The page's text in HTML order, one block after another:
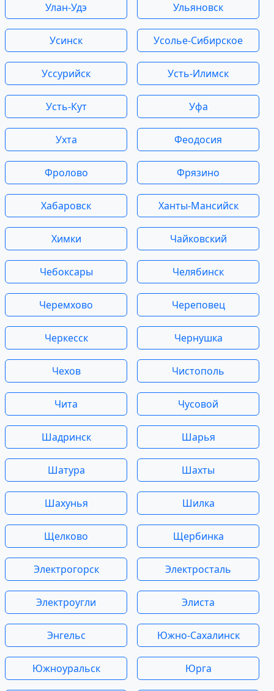
Улан-Удэ Ульяновск
Усинск Усолье-Сибирское
Уссурийск Усть-Илимск
Усть-Кут Уфа
Ухта Феодосия
Фролово Фрязино
Хабаровск Ханты-Мансийск
Химки Чайковский
Чебоксары Челябинск
Черемхово Череповец
Черкесск Чернушка
Чехов Чистополь
Чита Чусовой
Шадринск Шарья
Шатура Шахты
Шахунья Шилка
Щелково Щербинка
Электрогорск Электросталь
Электроугли Элиста
Энгельс Южно-Сахалинск
Южноуральск Юрга